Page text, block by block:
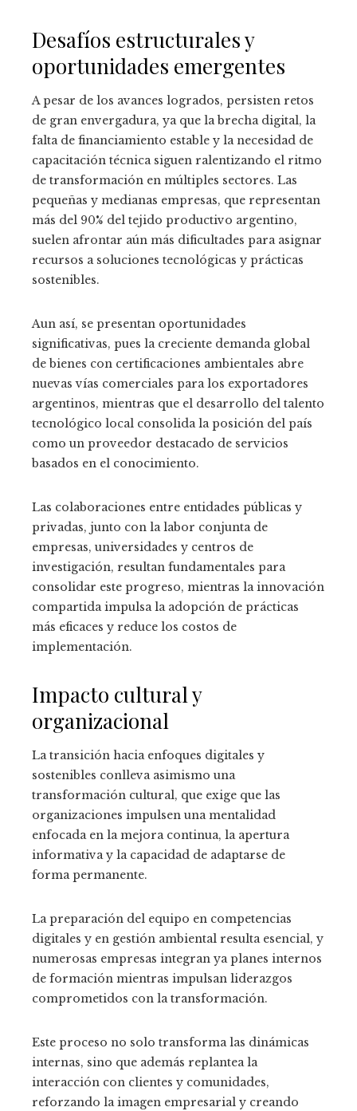
Desafíos estructurales y
oportunidades emergentes
A pesar de los avances logrados, persisten retos
de gran envergadura, ya que la brecha digital, la
falta de financiamiento estable y la necesidad de
capacitación técnica siguen ralentizando el ritmo
de transformación en múltiples sectores. Las
pequeñas y medianas empresas, que representan
más del 90% del tejido productivo argentino,
suelen afrontar aún más dificultades para asignar
recursos a soluciones tecnológicas y prácticas
sostenibles.
Aun así, se presentan oportunidades
significativas, pues la creciente demanda global
de bienes con certificaciones ambientales abre
nuevas vías comerciales para los exportadores
argentinos, mientras que el desarrollo del talento
tecnológico local consolida la posición del país
como un proveedor destacado de servicios
basados en el conocimiento.
Las colaboraciones entre entidades públicas y
privadas, junto con la labor conjunta de
empresas, universidades y centros de
investigación, resultan fundamentales para
consolidar este progreso, mientras la innovación
compartida impulsa la adopción de prácticas
más eficaces y reduce los costos de
implementación.
Impacto cultural y
organizacional
La transición hacia enfoques digitales y
sostenibles conlleva asimismo una
transformación cultural, que exige que las
organizaciones impulsen una mentalidad
enfocada en la mejora continua, la apertura
informativa y la capacidad de adaptarse de
forma permanente.
La preparación del equipo en competencias
digitales y en gestión ambiental resulta esencial, y
numerosas empresas integran ya planes internos
de formación mientras impulsan liderazgos
comprometidos con la transformación.
Este proceso no solo transforma las dinámicas
internas, sino que además replantea la
interacción con clientes y comunidades,
reforzando la imagen empresarial y creando